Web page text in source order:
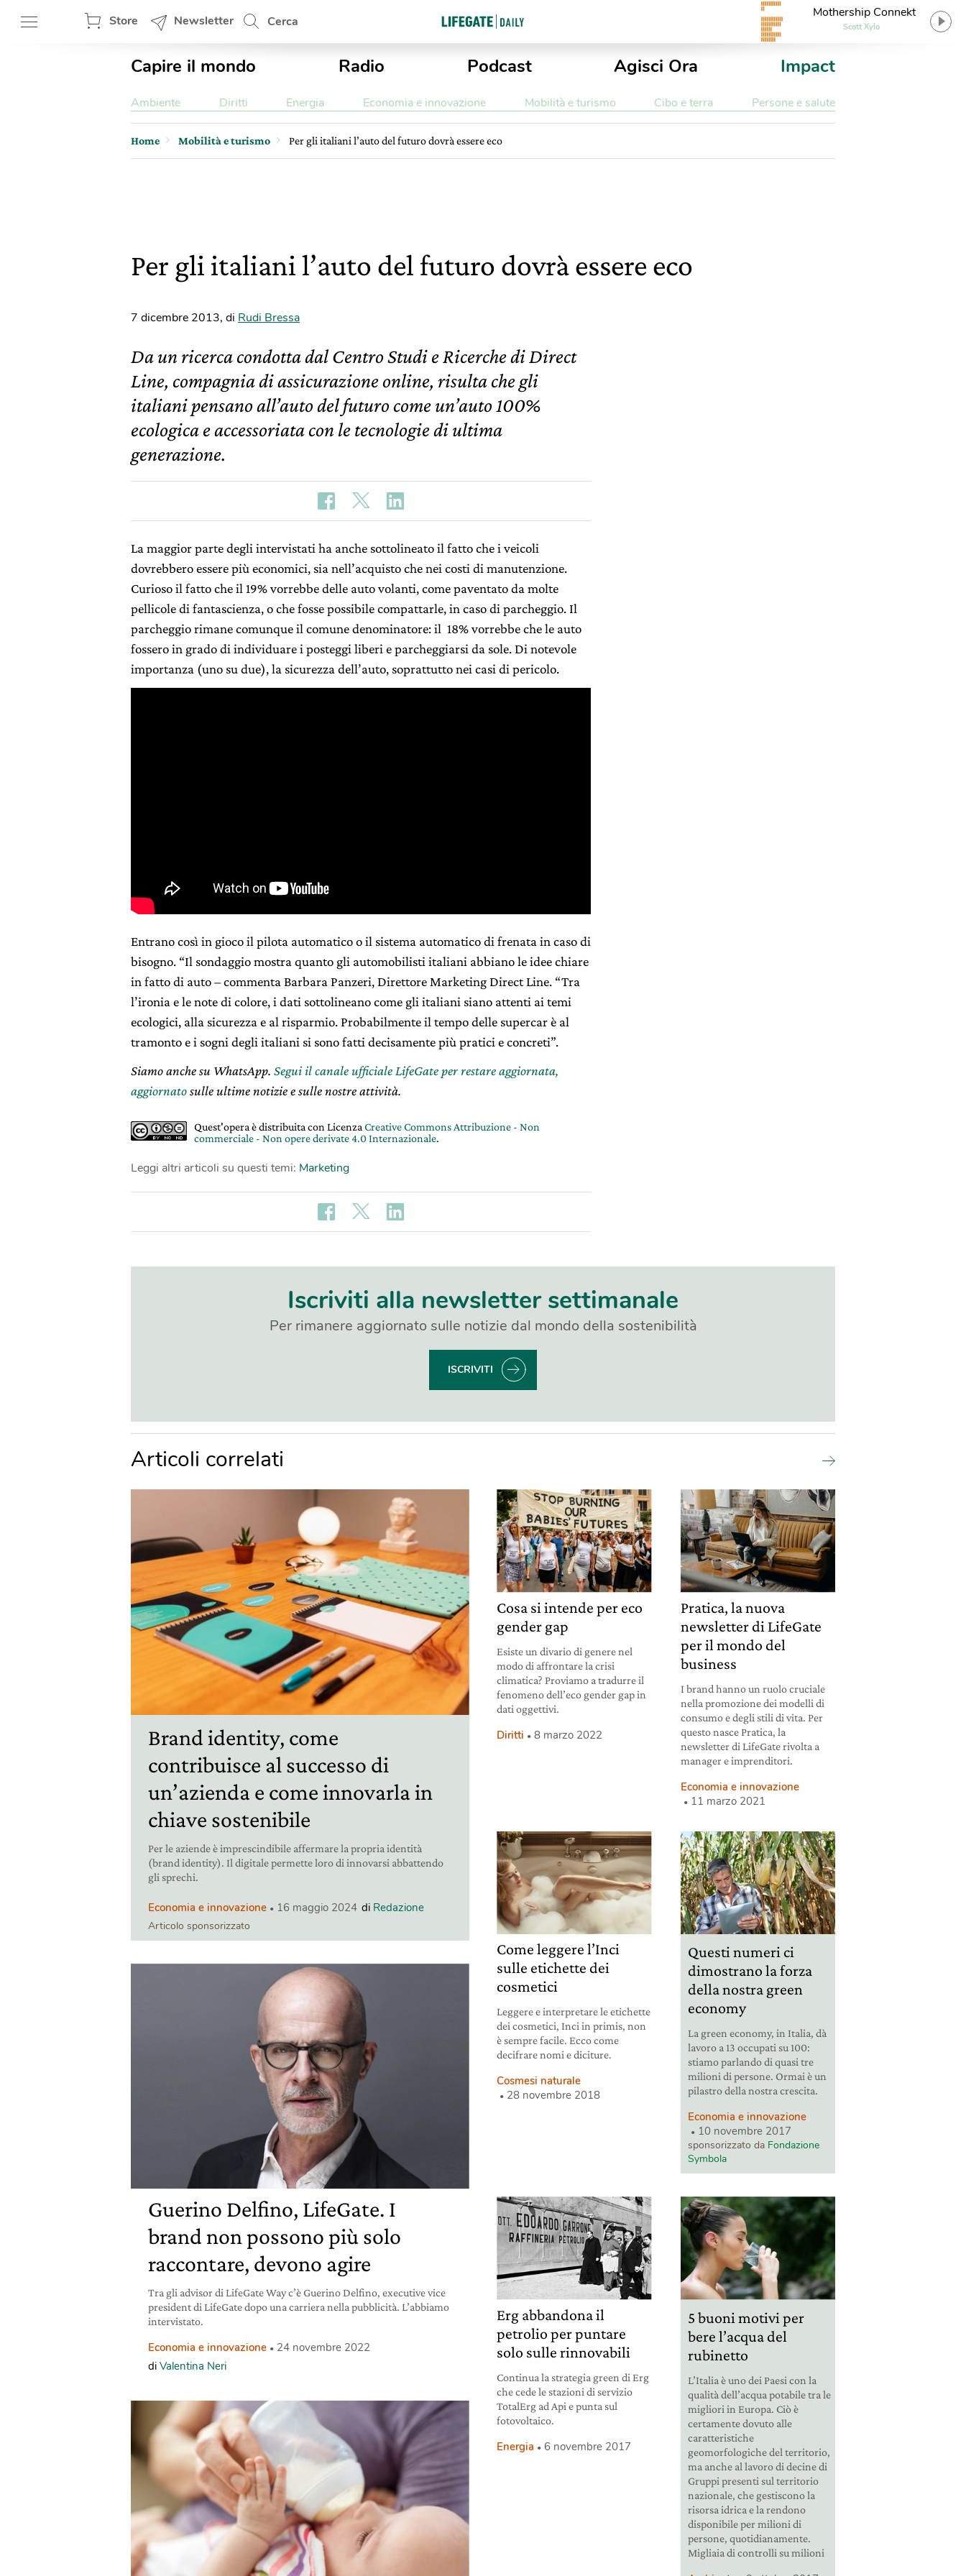
Store Newsletter Cerca
Mothership Connekt
Scott Xylo
Capire il mondo Radio Podcast Agisci Ora Impact
Ambiente Diritti Energia Economia e innovazione Mobilità e turismo Cibo e terra Persone e salute
Home Mobilità e turismo Per gli italiani l’auto del futuro dovrà essere eco
Per gli italiani l’auto del futuro dovrà essere eco
7 dicembre 2013, di Rudi Bressa
Da un ricerca condotta dal Centro Studi e Ricerche di Direct
Line, compagnia di assicurazione online, risulta che gli
italiani pensano all’auto del futuro come un’auto 100%
ecologica e accessoriata con le tecnologie di ultima
generazione.
La maggior parte degli intervistati ha anche sottolineato il fatto che i veicoli
dovrebbero essere più economici, sia nell’acquisto che nei costi di manutenzione.
Curioso il fatto che il 19% vorrebbe delle auto volanti, come paventato da molte
pellicole di fantascienza, o che fosse possibile compattarle, in caso di parcheggio. Il
parcheggio rimane comunque il comune denominatore: il 18% vorrebbe che le auto
fossero in grado di individuare i posteggi liberi e parcheggiarsi da sole. Di notevole
importanza (uno su due), la sicurezza dell’auto, soprattutto nei casi di pericolo.
Entrano così in gioco il pilota automatico o il sistema automatico di frenata in caso di
bisogno. “Il sondaggio mostra quanto gli automobilisti italiani abbiano le idee chiare
in fatto di auto – commenta Barbara Panzeri, Direttore Marketing Direct Line. “Tra
l’ironia e le note di colore, i dati sottolineano come gli italiani siano attenti ai temi
ecologici, alla sicurezza e al risparmio. Probabilmente il tempo delle supercar è al
tramonto e i sogni degli italiani si sono fatti decisamente più pratici e concreti”.
Siamo anche su WhatsApp. Segui il canale ufficiale LifeGate per restare aggiornata,
aggiornatosulle ultime notizie e sulle nostre attività.
Quest'opera è distribuita con Licenza Creative Commons Attribuzione - Non
commerciale - Non opere derivate 4.0 Internazionale.
Leggi altri articoli su questi temi: Marketing
Iscriviti alla newsletter settimanale
Per rimanere aggiornato sulle notizie dal mondo della sostenibilità
ISCRIVITI
Articoli correlati
Brand identity, come
contribuisce al successo di
un’azienda e come innovarla in
chiave sostenibile
Per le aziende è imprescindibile affermare la propria identità
(brand identity). Il digitale permette loro di innovarsi abbattendo
gli sprechi.
Economia e innovazione 16 maggio 2024 di Redazione
Articolo sponsorizzato
Guerino Delfino, LifeGate. I
brand non possono più solo
raccontare, devono agire
Tra gli advisor di LifeGate Way c’è Guerino Delfino, executive vice
president di LifeGate dopo una carriera nella pubblicità. L’abbiamo
intervistato.
Economia e innovazione
24 novembre 2022
di Valentina Neri
Cosa si intende per eco
gender gap
Esiste un divario di genere nel
modo di affrontare la crisi
climatica? Proviamo a tradurre il
fenomeno dell’eco gender gap in
dati oggettivi.
Diritti 8 marzo 2022
Pratica, la nuova
newsletter di LifeGate
per il mondo del
business
I brand hanno un ruolo cruciale
nella promozione dei modelli di
consumo e degli stili di vita. Per
questo nasce Pratica, la
newsletter di LifeGate rivolta a
manager e imprenditori.
Economia e innovazione
11 marzo 2021
Come leggere l’Inci
sulle etichette dei
cosmetici
Leggere e interpretare le etichette
dei cosmetici, Inci in primis, non
è sempre facile. Ecco come
decifrare nomi e diciture.
Cosmesi naturale
28 novembre 2018
Questi numeri ci
dimostrano la forza
della nostra green
economy
La green economy, in Italia, dà
lavoro a 13 occupati su 100:
stiamo parlando di quasi tre
milioni di persone. Ormai è un
pilastro della nostra crescita.
Economia e innovazione
10 novembre 2017
sponsorizzato da Fondazione
Symbola
Erg abbandona il
petrolio per puntare
solo sulle rinnovabili
Continua la strategia green di Erg
che cede le stazioni di servizio
TotalErg ad Api e punta sul
fotovoltaico.
Energia 6 novembre 2017
5 buoni motivi per
bere l’acqua del
rubinetto
L’Italia è uno dei Paesi con la
qualità dell’acqua potabile tra le
migliori in Europa. Ciò è
certamente dovuto alle
caratteristiche
geomorfologiche del territorio,
ma anche al lavoro di decine di
Gruppi presenti sul territorio
nazionale, che gestiscono la
risorsa idrica e la rendono
disponibile per milioni di
persone, quotidianamente.
Migliaia di controlli su milioni